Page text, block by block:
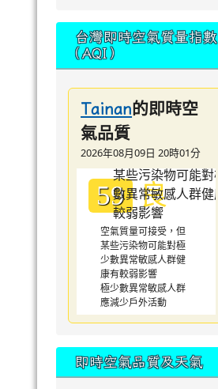
台灣即時空氣質量指數
（AQI）
Tainan的即時空
氣品質
2026年08月09日 20時01分
59 良
空氣質量可接受，但
某些污染物可能對極
少數異常敏感人群健
康有較弱影響
極少數異常敏感人群
應減少戶外活動
即時空氣品質及天氣